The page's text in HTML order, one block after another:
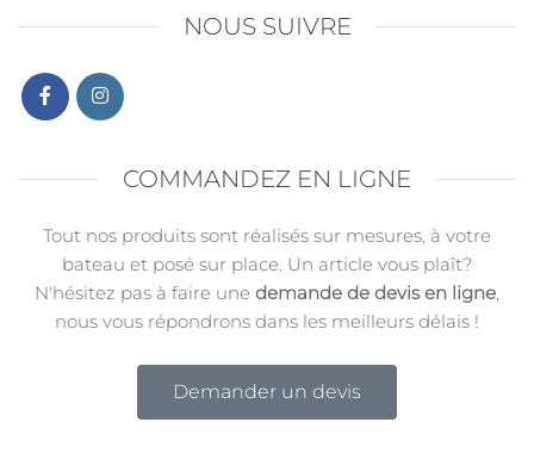
NOUS SUIVRE
COMMANDEZ EN LIGNE
Tout nos produits sont réalisés sur mesures, à votre
bateau et posé sur place. Un article vous plaît?
N'hésitez pas à faire une demande de devis en ligne,
nous vous répondrons dans les meilleurs délais !
Demander un devis